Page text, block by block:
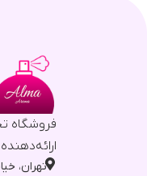
فروشگاه
تهران،